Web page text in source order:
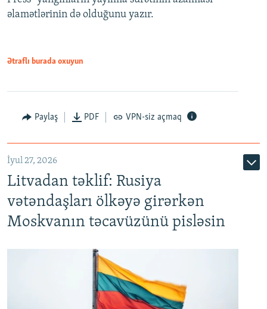
əlamətlərinin də olduğunu yazır.
Ətraflı burada oxuyun
Paylaş PDF VPN-siz açmaq
İyul 27, 2026
Litvadan təklif: Rusiya
vətəndaşları ölkəyə girərkən
Moskvanın təcavüzünü pisləsin